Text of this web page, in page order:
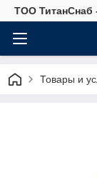
ТОО ТитанСнаб
Товары и